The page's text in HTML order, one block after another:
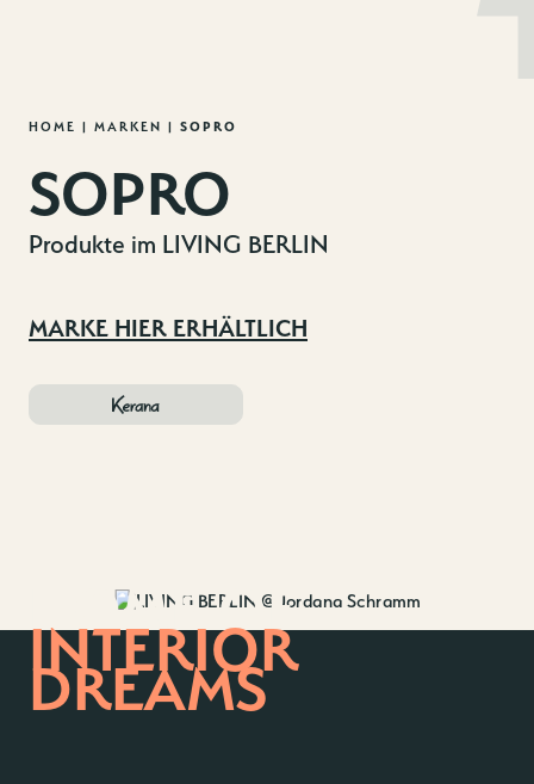
Zum
springen
HOME | MARKEN | SOPRO
SOPRO
Produkte im LIVING BERLIN
MARKE HIER ERHÄLTLICH
HOME OF
INTERIOR
DREAMS